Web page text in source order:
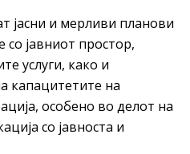
јасни и мерливи планови
јавниот простор,
услуги, како и
капацитетите на
особено во делот на
со јавноста и